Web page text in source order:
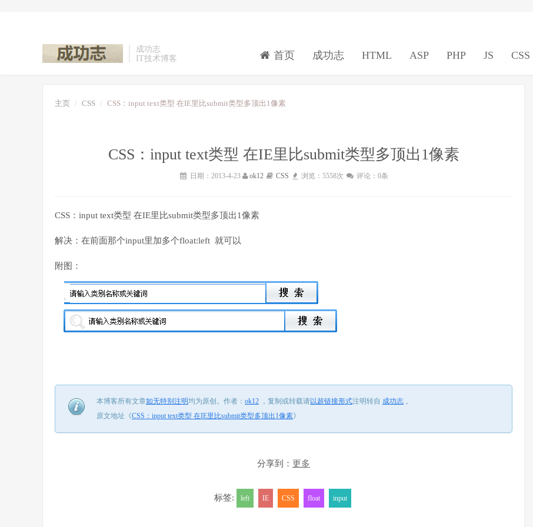
成功志
IT技术博客
首页 成功志 HTML ASP PHP JS CSS
主页 CSS CSS：input text类型 在IE里比submit类型多顶出1像素
CSS：input text类型 在IE里比submit类型多顶出1像素
日期：2013-4-23 ok12 CSS 浏览：5558次 评论：0条
CSS：input text类型 在IE里比submit类型多顶出1像素
解决：在前面那个input里加多个float:left 就可以
附图：
本博客所有文章如无特别注明均为原创。 作者： ok12 ， 复制或转载请以超链接形式注明转自 成功志 。
原文地址《CSS：input text类型 在IE里比submit类型多顶出1像素》
分享到： 更多
标签: left IE CSS float input